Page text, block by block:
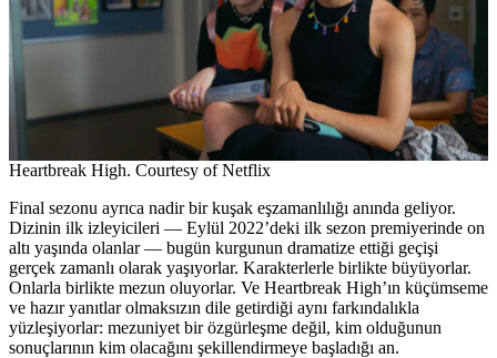
Heartbreak High. Courtesy of Netflix
Final sezonu ayrıca nadir bir kuşak eşzamanlılığı anında geliyor.
Dizinin ilk izleyicileri — Eylül 2022’deki ilk sezon premiyerinde on
altı yaşında olanlar — bugün kurgunun dramatize ettiği geçişi
gerçek zamanlı olarak yaşıyorlar. Karakterlerle birlikte büyüyorlar.
Onlarla birlikte mezun oluyorlar. Ve Heartbreak High’ın küçümseme
ve hazır yanıtlar olmaksızın dile getirdiği aynı farkındalıkla
yüzleşiyorlar: mezuniyet bir özgürleşme değil, kim olduğunun
sonuçlarının kim olacağını şekillendirmeye başladığı an.